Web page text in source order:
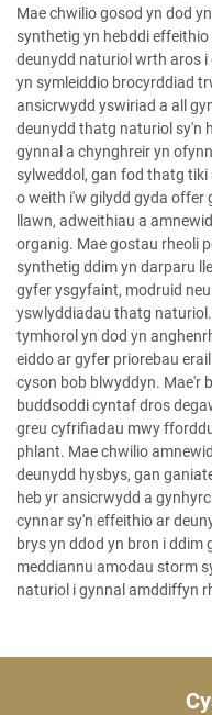
Mae chwilio gosod yn dod
synthetig yn hebddi
deunydd naturiol wrth aros
yn symleiddio brocyrddiad
ansicrwydd yswiriad a all
deunydd thatg naturiol sy'n
gynnal a chynghreir yn
sylweddol, gan fod thatg
o weith i'w gilydd gyda offer
llawn, adweithiau a
organig. Mae gostau rheoli
synthetig ddim yn darparu
gyfer ysgyfaint, modruid
yswlyddiadau thatg
tymhorol yn dod yn
eiddo ar gyfer priorebau
cyson bob blwyddyn. Mae'r
buddsoddi cyntaf dros
greu cyfrifiadau mwy
phlant. Mae chwilio
deunydd hysbys, gan
heb yr ansicrwydd a
cynnar sy'n effeithio ar
brys yn ddod yn bron i
meddiannu amodau storm
naturiol i gynnal amddiffyn